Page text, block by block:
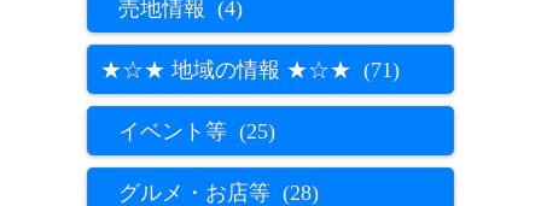
売地情報 (4)
★☆★ 地域の情報 ★☆★ (71)
イベント等 (25)
グルメ・お店等 (28)